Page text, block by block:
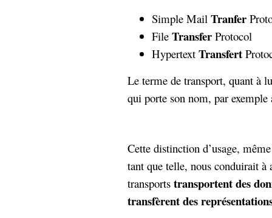
Simple Mail Tranfer
File Transfer Protocol
Hypertext Transfert
Le terme de transport, quant à
qui porte son nom, par
Cette distinction d’usage,
tant que telle, nous conduirait
transports transportent des
transfèrent des